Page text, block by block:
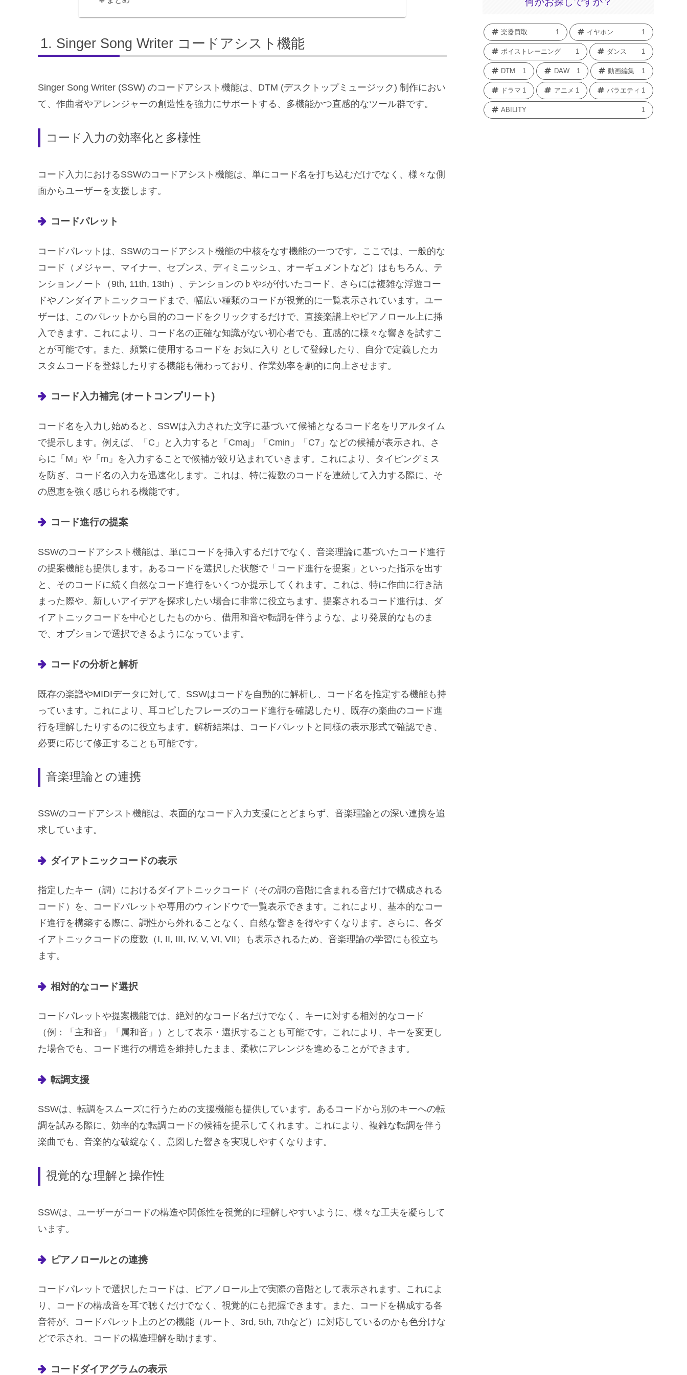
Singer Song Writer コードアシスト機能
Singer Song Writer (SSW) のコードアシスト機能は、DTM (デスクトップミュージック) 制作におい
て、作曲者やアレンジャーの創造性を強力にサポートする、多機能かつ直感的なツール群です。
コード入力の効率化と多様性
コード入力におけるSSWのコードアシスト機能は、単にコード名を打ち込むだけでなく、様々な側
面からユーザーを支援します。
コードパレット
コードパレットは、SSWのコードアシスト機能の中核をなす機能の一つです。ここでは、一般的な
コード（メジャー、マイナー、セブンス、ディミニッシュ、オーギュメントなど）はもちろん、テ
ンションノート（9th, 11th, 13th）、テンションの♭や♯が付いたコード、さらには複雑な浮遊コー
ドやノンダイアトニックコードまで、幅広い種類のコードが視覚的に一覧表示されています。ユー
ザーは、このパレットから目的のコードをクリックするだけで、直接楽譜上やピアノロール上に挿
入できます。これにより、コード名の正確な知識がない初心者でも、直感的に様々な響きを試すこ
とが可能です。また、頻繁に使用するコードを お気に入り として登録したり、自分で定義したカ
スタムコードを登録したりする機能も備わっており、作業効率を劇的に向上させます。
コード入力補完 (オートコンプリート)
コード名を入力し始めると、SSWは入力された文字に基づいて候補となるコード名をリアルタイム
で提示します。例えば、「C」と入力すると「Cmaj」「Cmin」「C7」などの候補が表示され、さ
らに「M」や「m」を入力することで候補が絞り込まれていきます。これにより、タイピングミス
を防ぎ、コード名の入力を迅速化します。これは、特に複数のコードを連続して入力する際に、そ
の恩恵を強く感じられる機能です。
コード進行の提案
SSWのコードアシスト機能は、単にコードを挿入するだけでなく、音楽理論に基づいたコード進行
の提案機能も提供します。あるコードを選択した状態で「コード進行を提案」といった指示を出す
と、そのコードに続く自然なコード進行をいくつか提示してくれます。これは、特に作曲に行き詰
まった際や、新しいアイデアを探求したい場合に非常に役立ちます。提案されるコード進行は、ダ
イアトニックコードを中心としたものから、借用和音や転調を伴うような、より発展的なものま
で、オプションで選択できるようになっています。
コードの分析と解析
既存の楽譜やMIDIデータに対して、SSWはコードを自動的に解析し、コード名を推定する機能も持
っています。これにより、耳コピしたフレーズのコード進行を確認したり、既存の楽曲のコード進
行を理解したりするのに役立ちます。解析結果は、コードパレットと同様の表示形式で確認でき、
必要に応じて修正することも可能です。
音楽理論との連携
SSWのコードアシスト機能は、表面的なコード入力支援にとどまらず、音楽理論との深い連携を追
求しています。
ダイアトニックコードの表示
指定したキー（調）におけるダイアトニックコード（その調の音階に含まれる音だけで構成される
コード）を、コードパレットや専用のウィンドウで一覧表示できます。これにより、基本的なコー
ド進行を構築する際に、調性から外れることなく、自然な響きを得やすくなります。さらに、各ダ
イアトニックコードの度数（I, II, III, IV, V, VI, VII）も表示されるため、音楽理論の学習にも役立ち
ます。
相対的なコード選択
コードパレットや提案機能では、絶対的なコード名だけでなく、キーに対する相対的なコード
（例：「主和音」「属和音」）として表示・選択することも可能です。これにより、キーを変更し
た場合でも、コード進行の構造を維持したまま、柔軟にアレンジを進めることができます。
転調支援
SSWは、転調をスムーズに行うための支援機能も提供しています。あるコードから別のキーへの転
調を試みる際に、効率的な転調コードの候補を提示してくれます。これにより、複雑な転調を伴う
楽曲でも、音楽的な破綻なく、意図した響きを実現しやすくなります。
視覚的な理解と操作性
SSWは、ユーザーがコードの構造や関係性を視覚的に理解しやすいように、様々な工夫を凝らして
います。
ピアノロールとの連携
コードパレットで選択したコードは、ピアノロール上で実際の音階として表示されます。これによ
り、コードの構成音を耳で聴くだけでなく、視覚的にも把握できます。また、コードを構成する各
音符が、コードパレット上のどの機能（ルート、3rd, 5th, 7thなど）に対応しているのかも色分けな
どで示され、コードの構造理解を助けます。
コードダイアグラムの表示
楽器買取 1 イヤホン 1
ボイストレーニング 1 ダンス 1
DTM 1 DAW 1 動画編集 1
ドラマ 1 アニメ 1 バラエティ 1
ABILITY 1